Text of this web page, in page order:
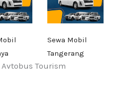
Sewa Mobil
Tangerang
Tourism